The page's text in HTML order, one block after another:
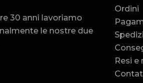
30 anni lavoriamo
le nostre due
Ordini
Resi e